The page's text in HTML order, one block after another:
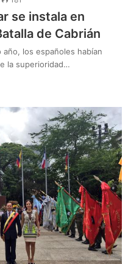
se instala en
de Cabrián
año, los españoles habían
la superioridad…